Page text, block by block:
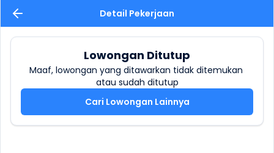
Detail Pekerjaan
Lowongan Ditutup
Maaf, lowongan yang ditawarkan tidak ditemukan
atau sudah ditutup
Cari Lowongan Lainnya